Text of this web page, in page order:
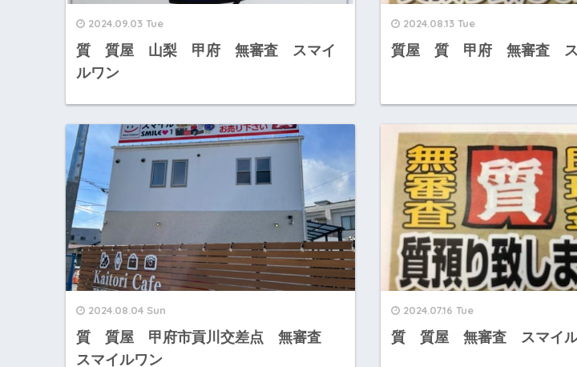
2024.09.03 Tue
質 質屋 山梨 甲府 無審査 スマイ
ルワン
2024.08.13 Tue
質屋 質 甲府 無審査 ス
2024.08.04 Sun
質 質屋 甲府市貢川交差点 無審査
スマイルワン
2024.07.16 Tue
質 質屋 無審査 スマイル